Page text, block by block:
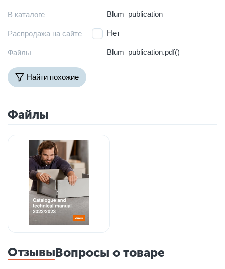
В каталоге Blum_publication
Распродажа на сайте Нет
Файлы Blum_publication.pdf()
Найти похожие
Файлы
ОтзывыВопросы о товаре